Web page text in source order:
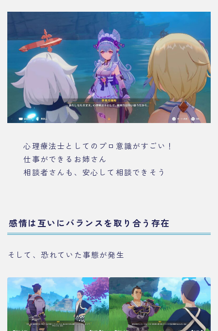
心理療法士としてのプロ意識がすごい！
仕事ができるお姉さん
相談者さんも、安心して相談できそう
感情は互いにバランスを取り合う存在
そして、恐れていた事態が発生